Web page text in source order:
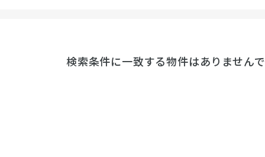
検索条件に一致する物件はありません